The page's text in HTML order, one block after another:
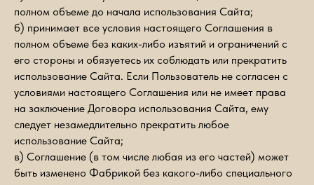
полном объеме до начала использования Сайта;
б) принимает все условия настоящего Соглашения в
полном объеме без каких-либо изъятий и ограничений с
его стороны и обязуетесь их соблюдать или прекратить
использование Сайта. Если Пользователь не согласен с
условиями настоящего Соглашения или не имеет права
на заключение Договора использования Сайта, ему
следует незамедлительно прекратить любое
использование Сайта;
в) Соглашение (в том числе любая из его частей) может
быть изменено Фабрикой без какого-либо специального